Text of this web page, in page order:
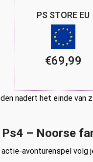
PS STORE EU
€69,99
nadert het einde van
– Noorse
avonturenspel volg